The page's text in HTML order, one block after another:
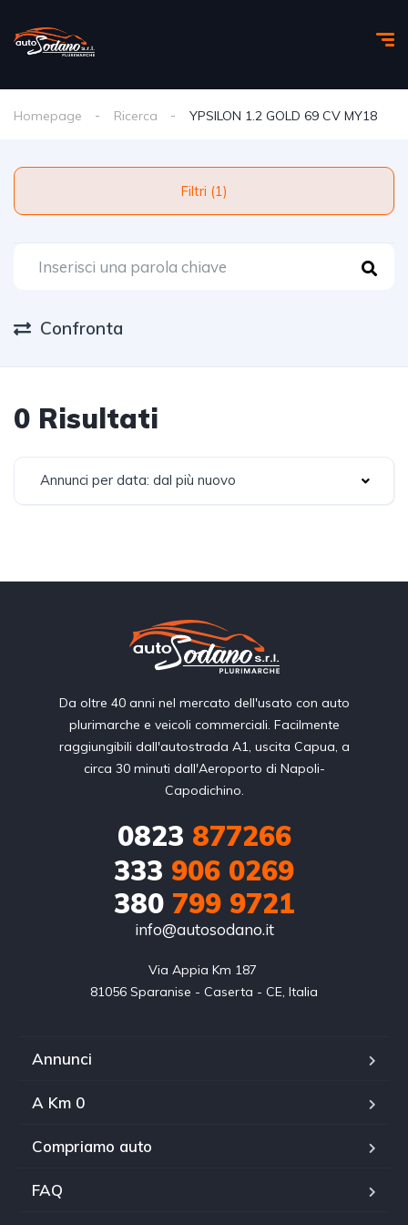
Homepage Ricerca YPSILON 1.2 GOLD 69 CV MY18
Filtri (1)
Confronta
0 Risultati
Annunci per data: dal più nuovo
Da oltre 40 anni nel mercato dell'usato con auto
plurimarche e veicoli commerciali. Facilmente
raggiungibili dall'autostrada A1, uscita Capua, a
circa 30 minuti dall'Aeroporto di Napoli-
Capodichino.
0823 877266
333 906 0269
380799 9721
info@autosodano.it
Via Appia Km 187
81056 Sparanise - Caserta - CE, Italia
Annunci
A Km 0
Compriamo auto
FAQ